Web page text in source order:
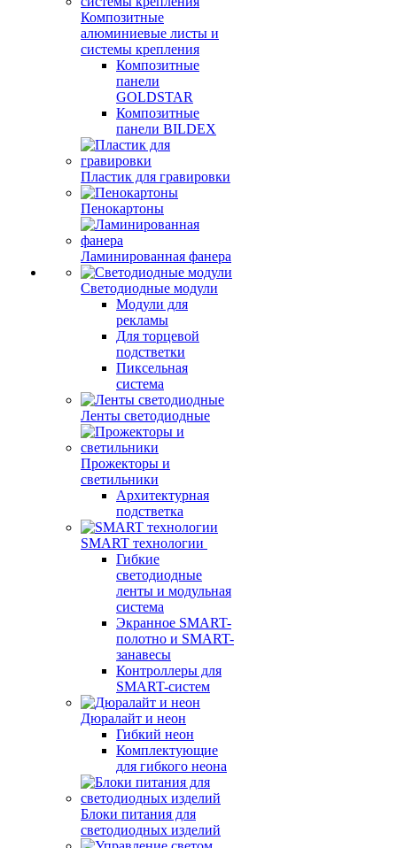
Композитные
алюминиевые листы и
системы крепления
Композитные
панели
GOLDSTAR
Композитные
панели BILDEX
Пластик для гравировки
Пенокартоны
Ламинированная фанера
Светодиодные модули
Модули для
рекламы
Для торцевой
подстветки
Пиксельная
система
Ленты светодиодные
Прожекторы и
светильники
Архитектурная
подстветка
SMART технологии
Гибкие
светодиодные
ленты и модульная
система
Экранное SMART-
полотно и SMART-
занавесы
Контроллеры для
SMART-систем
Дюралайт и неон
Гибкий неон
Комплектующие
для гибкого неона
Блоки питания для
светодиодных изделий